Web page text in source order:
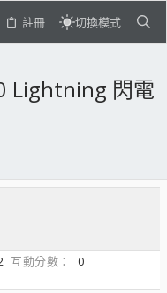
註冊 切換模式
Lightning 閃電
互動分數
0